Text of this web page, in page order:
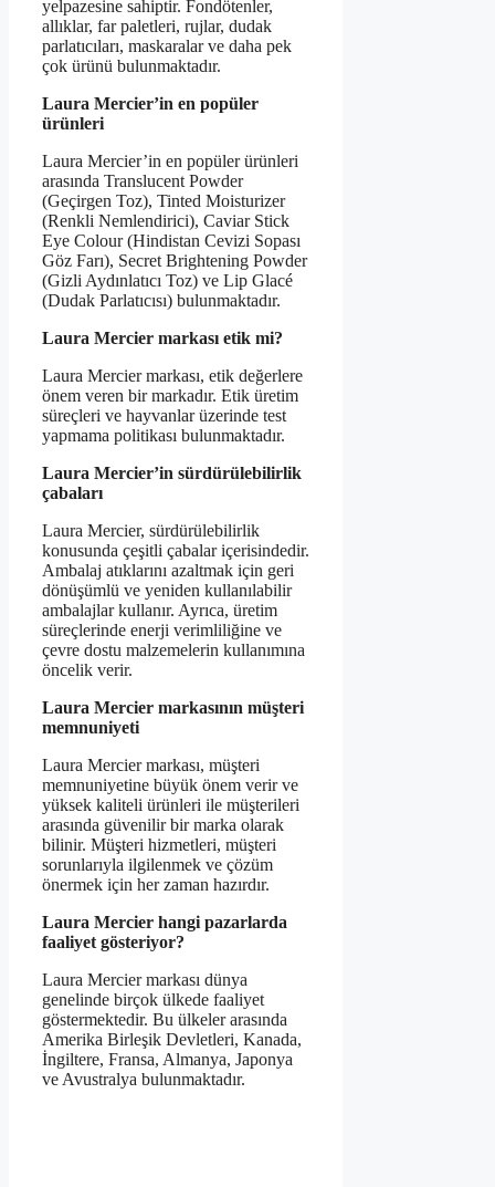
yelpazesine sahiptir. Fondötenler,
allıklar, far paletleri, rujlar, dudak
parlatıcıları, maskaralar ve daha pek
çok ürünü bulunmaktadır.
Laura Mercier’in en popüler
ürünleri
Laura Mercier’in en popüler ürünleri
arasında Translucent Powder
(Geçirgen Toz), Tinted Moisturizer
(Renkli Nemlendirici), Caviar Stick
Eye Colour (Hindistan Cevizi Sopası
Göz Farı), Secret Brightening Powder
(Gizli Aydınlatıcı Toz) ve Lip Glacé
(Dudak Parlatıcısı) bulunmaktadır.
Laura Mercier markası etik mi?
Laura Mercier markası, etik değerlere
önem veren bir markadır. Etik üretim
süreçleri ve hayvanlar üzerinde test
yapmama politikası bulunmaktadır.
Laura Mercier’in sürdürülebilirlik
çabaları
Laura Mercier, sürdürülebilirlik
konusunda çeşitli çabalar içerisindedir.
Ambalaj atıklarını azaltmak için geri
dönüşümlü ve yeniden kullanılabilir
ambalajlar kullanır. Ayrıca, üretim
süreçlerinde enerji verimliliğine ve
çevre dostu malzemelerin kullanımına
öncelik verir.
Laura Mercier markasının müşteri
memnuniyeti
Laura Mercier markası, müşteri
memnuniyetine büyük önem verir ve
yüksek kaliteli ürünleri ile müşterileri
arasında güvenilir bir marka olarak
bilinir. Müşteri hizmetleri, müşteri
sorunlarıyla ilgilenmek ve çözüm
önermek için her zaman hazırdır.
Laura Mercier hangi pazarlarda
faaliyet gösteriyor?
Laura Mercier markası dünya
genelinde birçok ülkede faaliyet
göstermektedir. Bu ülkeler arasında
Amerika Birleşik Devletleri, Kanada,
İngiltere, Fransa, Almanya, Japonya
ve Avustralya bulunmaktadır.